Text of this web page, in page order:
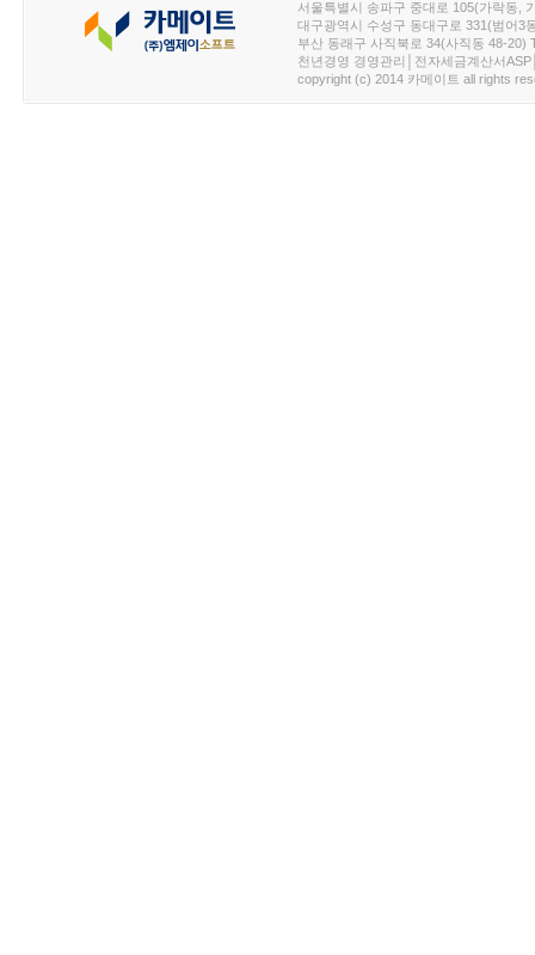
서울특별시 송파구 중대로 105(가락동,
대구광역시 수성구 동대구로 331(범어3
부산 동래구 사직북로 34(사직동 48-20)
천년경영 경영관리│전자세금계산서
copyright (c) 2014 카메이트 all rights